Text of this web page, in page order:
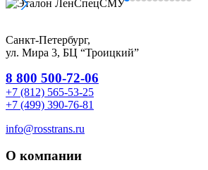
Санкт-Петербург,
ул. Мира 3, БЦ “Троицкий”
8 800 500-72-06
+7 (812) 565-53-25
+7 (499) 390-76-81
info@rosstrans.ru
О компании